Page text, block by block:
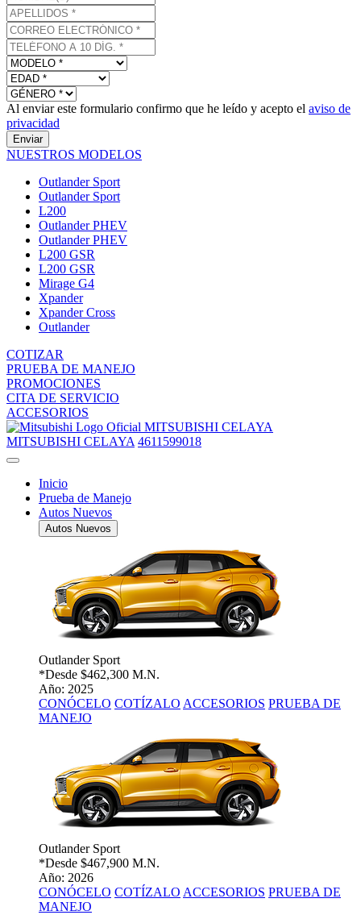
Al enviar este formulario confirmo que he leído y acepto el aviso de
privacidad
Enviar
NUESTROS MODELOS
Outlander Sport
Outlander Sport
L200
Outlander PHEV
Outlander PHEV
L200 GSR
L200 GSR
Mirage G4
Xpander
Xpander Cross
Outlander
COTIZAR
PRUEBA DE MANEJO
PROMOCIONES
CITA DE SERVICIO
ACCESORIOS
MITSUBISHI CELAYA
MITSUBISHI CELAYA 4611599018
Inicio
Prueba de Manejo
Autos Nuevos
Autos Nuevos
Outlander Sport
*Desde $462,300 M.N.
Año: 2025
CONÓCELO COTÍZALO ACCESORIOS PRUEBA DE
MANEJO
Outlander Sport
*Desde $467,900 M.N.
Año: 2026
CONÓCELO COTÍZALO ACCESORIOS PRUEBA DE
MANEJO